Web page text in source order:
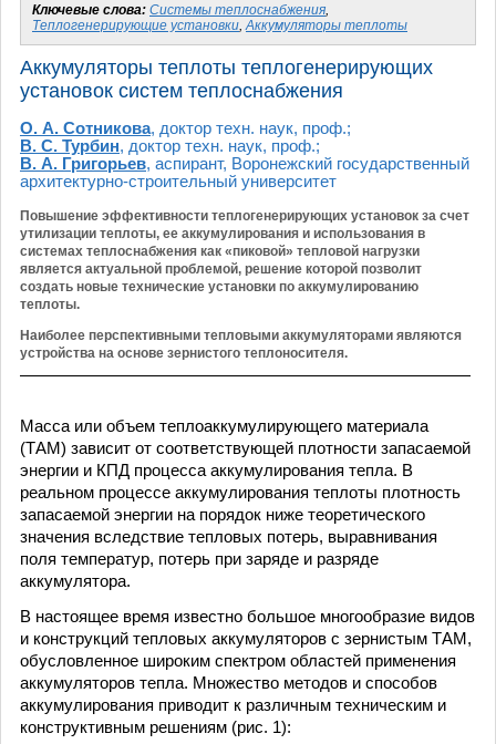
Ключевые слова: Системы теплоснабжения,
Теплогенерирующие установки,Аккумуляторы теплоты
Аккумуляторы теплоты теплогенерирующих
установок систем теплоснабжения
О. А. Сотникова, доктор техн. наук, проф.;
В. С. Турбин, доктор техн. наук, проф.;
В. А. Григорьев, аспирант, Воронежский государственный
архитектурно-строительный университет
Повышение эффективности теплогенерирующих установок за счет
утилизации теплоты, ее аккумулирования и использования в
системах теплоснабжения как «пиковой» тепловой нагрузки
является актуальной проблемой, решение которой позволит
создать новые технические установки по аккумулированию
теплоты.
Наиболее перспективными тепловыми аккумуляторами являются
устройства на основе зернистого теплоносителя.
Масса или объем теплоаккумулирующего материала
(ТАМ) зависит от соответствующей плотности запасаемой
энергии и КПД процесса аккумулирования тепла. В
реальном процессе аккумулирования теплоты плотность
запасаемой энергии на порядок ниже теоретического
значения вследствие тепловых потерь, выравнивания
поля температур, потерь при заряде и разряде
аккумулятора.
В настоящее время известно большое многообразие видов
и конструкций тепловых аккумуляторов с зернистым ТАМ,
обусловленное широким спектром областей применения
аккумуляторов тепла. Множество методов и способов
аккумулирования приводит к различным техническим и
конструктивным решениям (рис. 1):